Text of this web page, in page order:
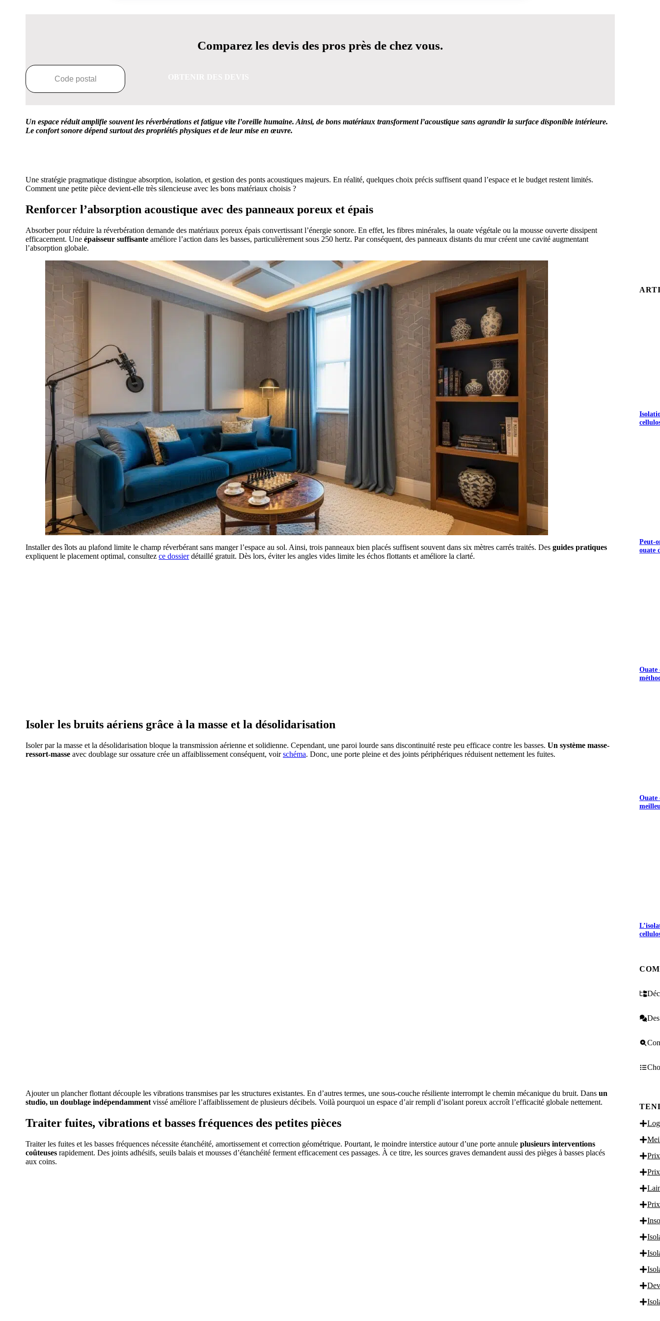
Comparez les devis des pros près de chez vous.
Un espace réduit amplifie souvent les réverbérations et fatigue vite l’oreille humaine. Ainsi, de bons matériaux transforment l’acoustique sans agrandir la surface disponible intérieure.
Le confort sonore dépend surtout des propriétés physiques et de leur mise en œuvre.
Une stratégie pragmatique distingue absorption, isolation, et gestion des ponts acoustiques majeurs. En réalité, quelques choix précis suffisent quand l’espace et le budget restent limités.
Comment une petite pièce devient-elle très silencieuse avec les bons matériaux choisis ?
Renforcer l’absorption acoustique avec des panneaux poreux et épais
Absorber pour réduire la réverbération demande des matériaux poreux épais convertissant l’énergie sonore. En effet, les fibres minérales, la ouate végétale ou la mousse ouverte dissipent
efficacement. Une épaisseur suffisante améliore l’action dans les basses, particulièrement sous 250 hertz. Par conséquent, des panneaux distants du mur créent une cavité augmentant
l’absorption globale.
Installer des îlots au plafond limite le champ réverbérant sans manger l’espace au sol. Ainsi, trois panneaux bien placés suffisent souvent dans six mètres carrés traités. Des guides pratiques
expliquent le placement optimal, consultez ce dossierdétaillé gratuit. Dès lors, éviter les angles vides limite les échos flottants et améliore la clarté.
Isoler les bruits aériens grâce à la masse et la désolidarisation
Isoler par la masse et la désolidarisation bloque la transmission aérienne et solidienne. Cependant, une paroi lourde sans discontinuité reste peu efficace contre les basses. Un système masse-
ressort-masse avec doublage sur ossature crée un affaiblissement conséquent, voirschéma. Donc, une porte pleine et des joints périphériques réduisent nettement les fuites.
Ajouter un plancher flottant découple les vibrations transmises par les structures existantes. En d’autres termes, une sous-couche résiliente interrompt le chemin mécanique du bruit. Dans un
studio, un doublage indépendamment vissé améliore l’affaiblissement de plusieurs décibels. Voilà pourquoi un espace d’air rempli d’isolant poreux accroît l’efficacité globale nettement.
Traiter fuites, vibrations et basses fréquences des petites pièces
Traiter les fuites et les basses fréquences nécessite étanchéité, amortissement et correction géométrique. Pourtant, le moindre interstice autour d’une porte annule plusieurs interventions
coûteuses rapidement. Des joints adhésifs, seuils balais et mousses d’étanchéité ferment efficacement ces passages. À ce titre, les sources graves demandent aussi des pièges à basses placés
aux coins.
Peut-
ouate
Ouate
Ouate